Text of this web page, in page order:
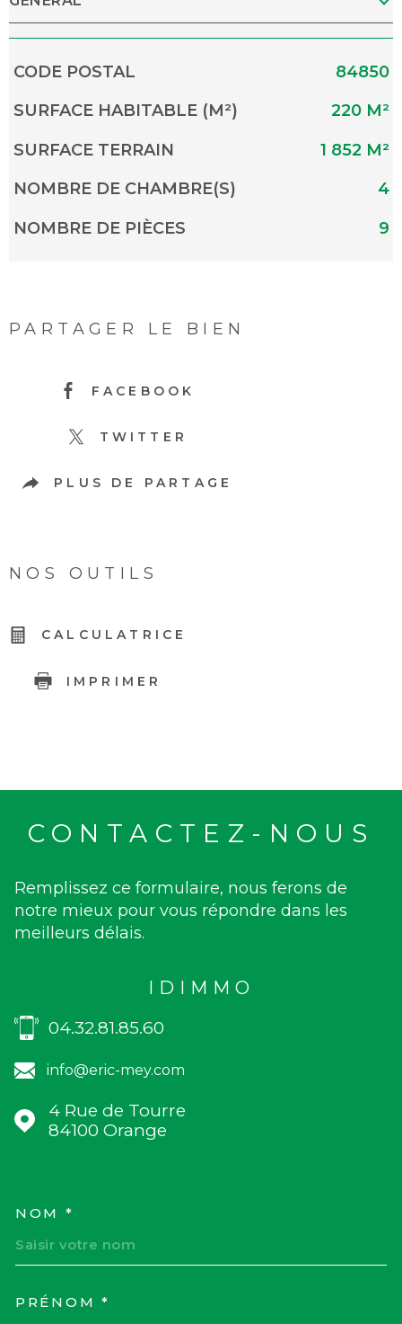
Caractérisque Valeurs
CODE POSTAL
84850
SURFACE HABITABLE (M²)
220 M²
SURFACE TERRAIN
1 852 M²
NOMBRE DE CHAMBRE(S)
4
NOMBRE DE PIÈCES
9
PARTAGER LE BIEN
FACEBOOK
TWITTER
PLUS DE PARTAGE
NOS OUTILS
CALCULATRICE
IMPRIMER
CONTACTEZ-NOUS
Remplissez ce formulaire, nous ferons de
notre mieux pour vous répondre dans les
meilleurs délais.
IDIMMO
04.32.81.85.60
info@eric-mey.com
4 Rue de Tourre
84100
Orange
NOM *
PRÉNOM *